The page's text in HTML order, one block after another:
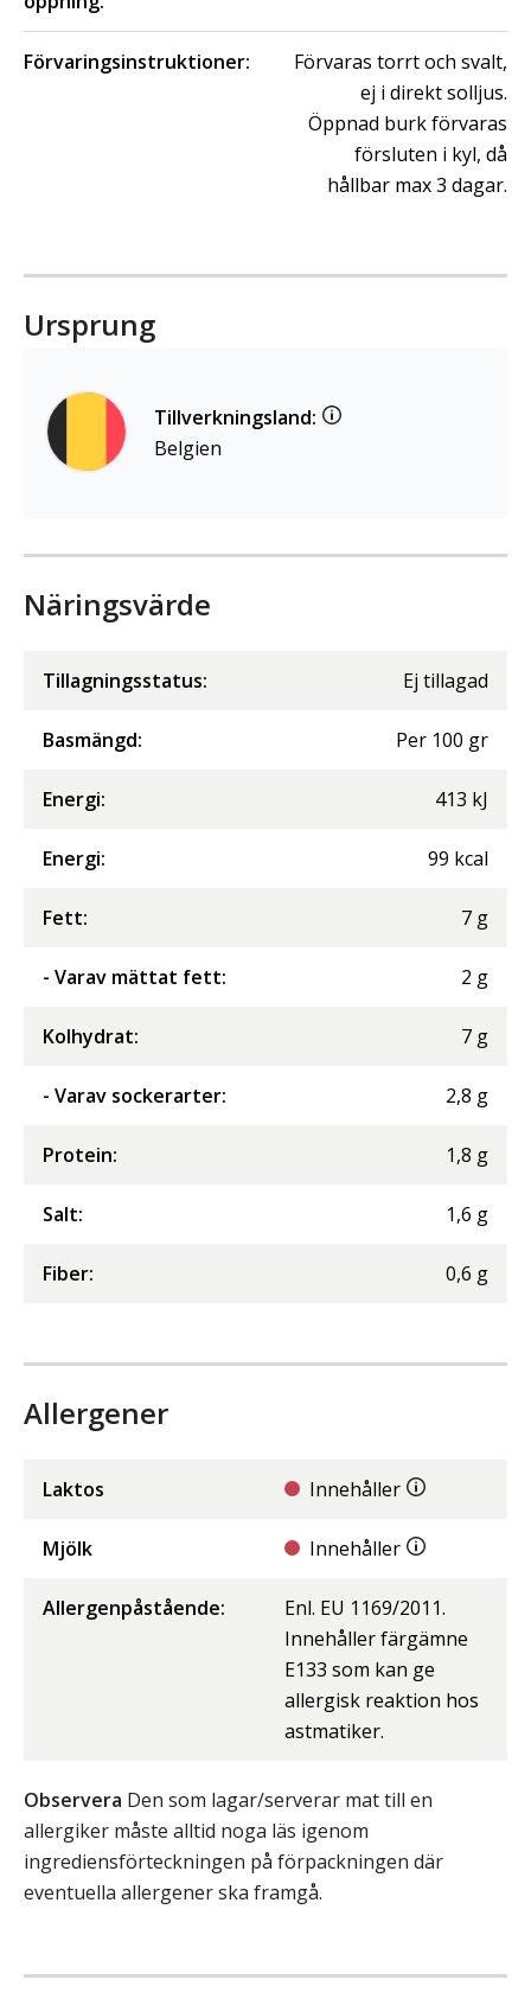
Förvaringsinstruktioner:
Förvaras torrt och svalt,
ej i direkt solljus.
Öppnad burk förvaras
försluten i kyl, då
hållbar max 3 dagar.
Ursprung
Tillverkningsland:
Belgien
Näringsvärde
Tillagningsstatus: Ej tillagad
Basmängd: Per 100 gr
Energi: 413 kJ
Energi: 99 kcal
Fett: 7 g
- Varav mättat fett: 2 g
Kolhydrat: 7 g
- Varav sockerarter: 2,8 g
Protein: 1,8 g
Salt: 1,6 g
Fiber: 0,6 g
Allergener
Laktos Innehåller
Mjölk Innehåller
Allergenpåstående:
Enl. EU 1169/2011.
Innehåller färgämne
E133 som kan ge
allergisk reaktion hos
astmatiker.
Observera Den som lagar/serverar mat till en
allergiker måste alltid noga läs igenom
ingrediensförteckningen på förpackningen där
eventuella allergener ska framgå.